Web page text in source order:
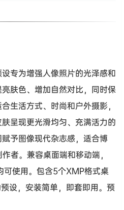
专为增强人像照片的光泽感和
肤色、增加自然对比，同时保
生活方式、时尚和户外摄影，
呈现更光滑均匀、充满活力的
予图像现代杂志感，适合博
者。兼容桌面端和移动端，
使用。包含5个XMP格式桌
设，安装简单，即套即用。预